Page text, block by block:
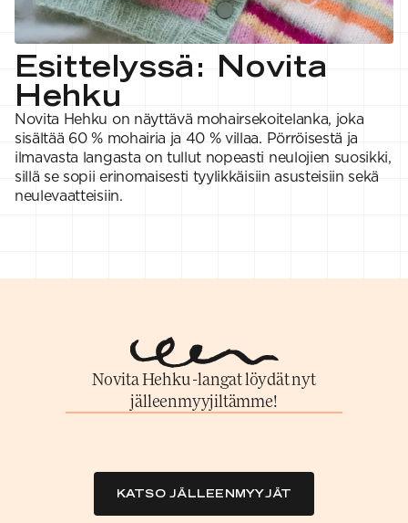
7 Veljestä
Nalle
Wonder Wool
Hehku
1 = ohuin, 7 = paksuin
1. Lace
2. 4-ply
3. Sport
5. Aran
6. Chunky
7. Super Chunky
SESONGIN MALLISTOT
SS26 Kirsikka
Simberg & Hanna
Sumari
neuleet
SS26 Auringon
kosketus -
kesämallisto
SS26 Signature
Collection
INSPIROIDU
Yhteisö
Tilaa uutiskirje
Kaikki artikkelit
Esittelyssä: Novita
Hehku
Novita Hehku on näyttävä mohairsekoitelanka, joka
sisältää 60 % mohairia ja 40 % villaa. Pörröisestä ja
ilmavasta langasta on tullut nopeasti neulojien suosikki,
sillä se sopii erinomaisesti tyylikkäisiin asusteisiin sekä
neulevaatteisiin.
Novita Hehku -langat löydät nyt
jälleenmyyjiltämme!
KATSO JÄLLEENMYYJÄT